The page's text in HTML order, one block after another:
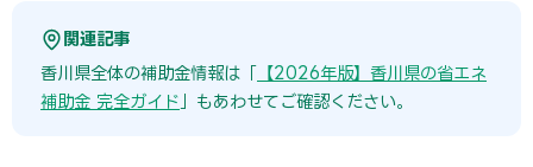
関連記事
香川県全体の補助金情報は「
【2026年版】香川県の省エネ
補助金 完全ガイド 」もあわせてご確認ください。